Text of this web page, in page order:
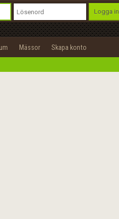
Logga in
Mässor Skapa konto